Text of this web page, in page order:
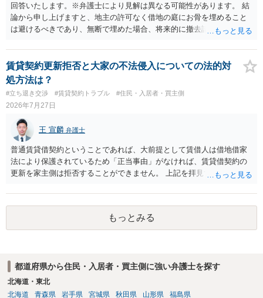
回答いたします。※弁護士により見解は異なる可能性があります。 結
論から申し上げますと、地主の許可なく借地の庭にお骨を埋めること
は避けるべきであり、無断で埋めた場合、将来的に撤去請求や退去時
上、自分のペットの遺骨を埋める行為自体は墓地埋葬法違反や不法投
棄には該当しないため、犯罪になるわけではありません。しかし、建
物の所有者は質問者様であっても、土地の所有権はあくまで地主にあ
ります。そのため、地主に無断でお骨を埋める行為は、他人の所有権
を侵害する行為や、借地人としての善管注意義務違反とみなされる可
能性が高いのが私見です。 どうしてもお近くで供養されたい場合は、
事前に地主へ相談して許可を得るか、土地に直接埋めずに大きめの鉢
植え等で供養する「プランター葬」や、ペット霊園等への納骨を検討
されるのが確実かと思います。
賃貸契約更新拒否と大家の不法侵入についての法的対
処方法は？
#立ち退き交渉 #賃貸契約トラブル #住民・入居者・買主側
2026年7月27日
王 宣麟 弁護士
普通賃貸借契約ということであれば、大前提として賃借人は借地借家
法により保護されているため「正当事由」がなければ、賃貸借契約の
更新を家主側は拒否することができません。 上記を拝見する限り、通
定期確認させてもらないこと」が直ちに正当事由に当たるとは思えま
せんので、更新拒絶を拒否される方向性でよろしいかと存じます。 そ
の交渉の中で、一定の金銭をもらえれば退去には応じる旨交渉をして
みるのはいかがでしょうか。 過去に賃借人の許可なく無断で賃貸人が
のも一つでしょう。
もっとみる
都道府県から住民・入居者・買主側に強い弁護士を探す
北海道・東北
北海道
青森県 岩手県 宮城県 秋田県 山形県 福島県